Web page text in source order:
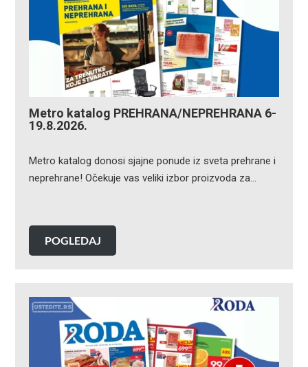
Metro katalog PREHRANA/NEPREHRANA 6-
19.8.2026.
Metro katalog donosi sjajne ponude iz sveta prehrane i
neprehrane! Očekuje vas veliki izbor proizvoda za…
POGLEDAJ